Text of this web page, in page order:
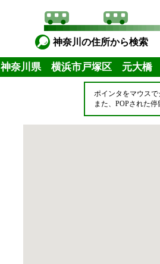
神奈川の住所から検索
神奈川県 横浜市戸塚区 元大橋
ポインタをマウスで
また、POPされた